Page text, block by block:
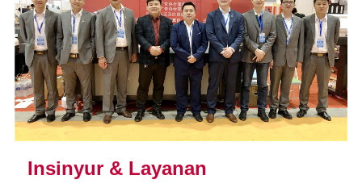
Insinyur & Layanan